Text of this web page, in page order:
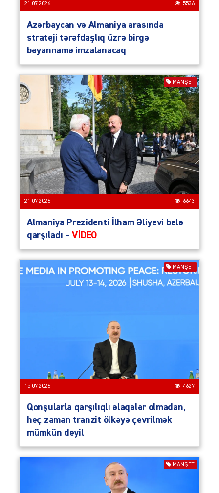
21.07.2026 5536
Azərbaycan və Almaniya arasında
strateji tərəfdaşlıq üzrə birgə
bəyannamə imzalanacaq
MANŞET
21.07.2026 6643
Almaniya Prezidenti İlham Əliyevi belə
qarşıladı –VİDEO
MANŞET
15.07.2026 4627
Qonşularla qarşılıqlı əlaqələr olmadan,
heç zaman tranzit ölkəyə çevrilmək
mümkün deyil
MANŞET